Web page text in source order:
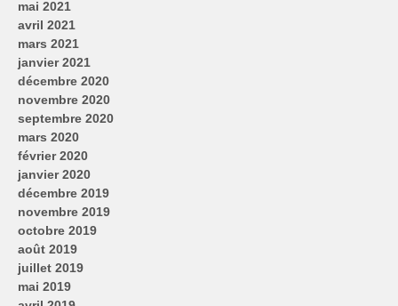
mai 2021
avril 2021
mars 2021
janvier 2021
décembre 2020
novembre 2020
septembre 2020
mars 2020
février 2020
janvier 2020
décembre 2019
novembre 2019
octobre 2019
août 2019
juillet 2019
mai 2019